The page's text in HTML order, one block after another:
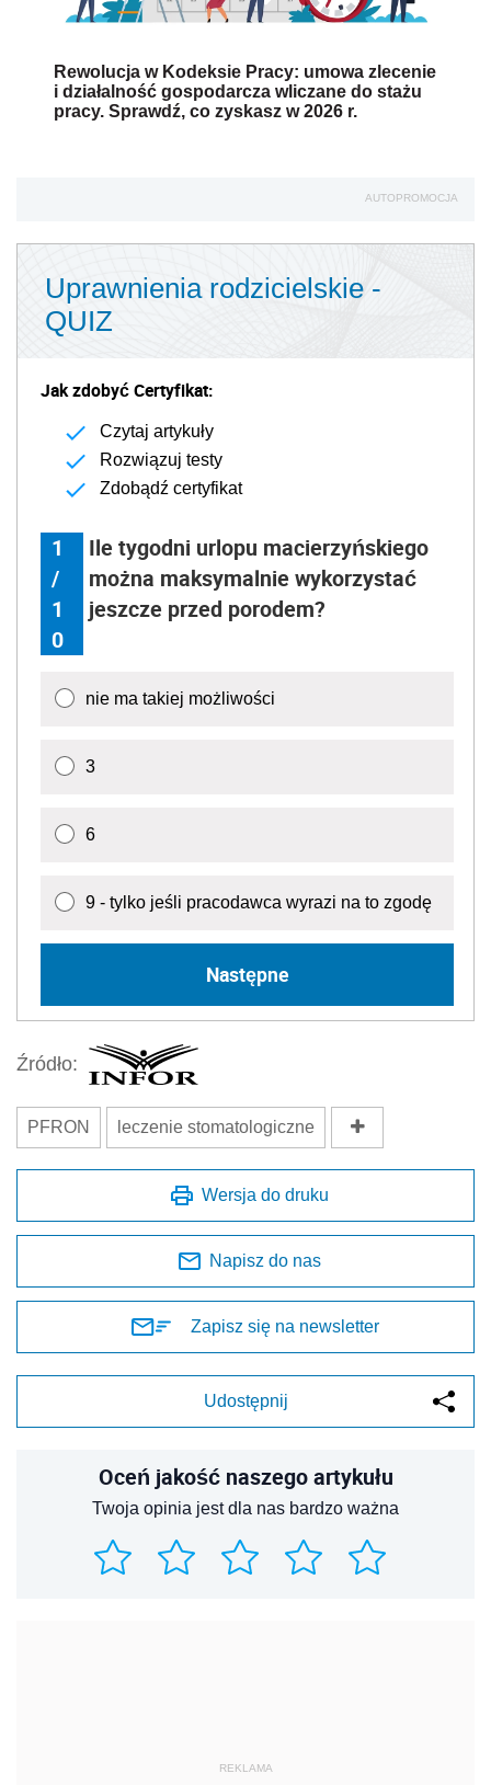
Rewolucja w Kodeksie Pracy: umowa zlecenie
i działalność gospodarcza wliczane do stażu
pracy. Sprawdź, co zyskasz w 2026 r.
AUTOPROMOCJA
Uprawnienia rodzicielskie -
QUIZ
Jak zdobyć Certyfikat:
Czytaj artykuły
Rozwiązuj testy
Zdobądź certyfikat
1
/
1
0
Ile tygodni urlopu macierzyńskiego
można maksymalnie wykorzystać
jeszcze przed porodem?
nie ma takiej możliwości
3
6
9 - tylko jeśli pracodawca wyrazi na to zgodę
Następne
Źródło:
PFRON leczenie stomatologiczne
Wersja do druku
Napisz do nas
Zapisz się na newsletter
Udostępnij
Oceń jakość naszego artykułu
Twoja opinia jest dla nas bardzo ważna
REKLAMA